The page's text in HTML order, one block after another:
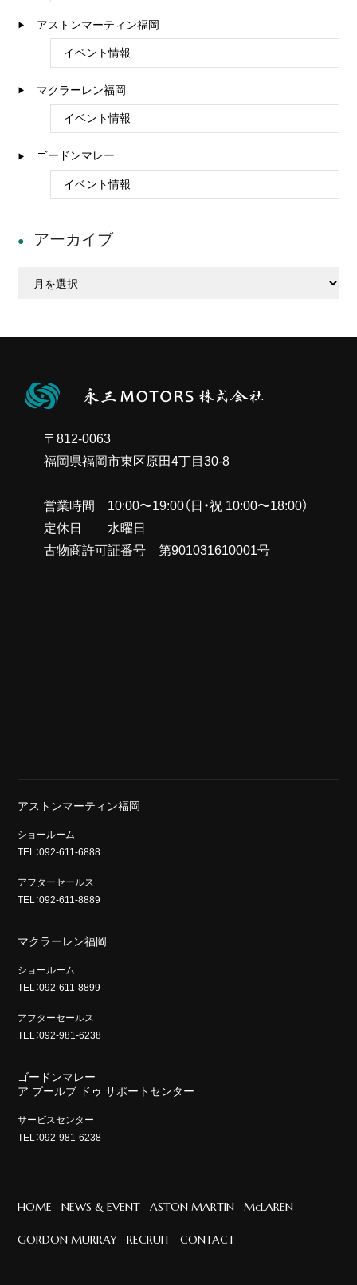
アストンマーティン福岡
イベント情報
マクラーレン福岡
イベント情報
ゴードンマレー
イベント情報
アーカイブ
〒812-0063
福岡県福岡市東区原田4丁目30-8
営業時間 10:00〜19:00（日・祝 10:00〜18:00）
定休日 水曜日
古物商許可証番号 第901031610001号
アストンマーティン福岡
ショールーム
TEL：092-611-6888
アフターセールス
TEL：092-611-8889
マクラーレン福岡
ショールーム
TEL：092-611-8899
アフターセールス
TEL：092-981-6238
ゴードンマレー
ア プールブ ドゥ サポートセンター
サービスセンター
TEL：092-981-6238
HOME NEWS & EVENT ASTON MARTIN McLAREN
GORDON MURRAY RECRUIT CONTACT